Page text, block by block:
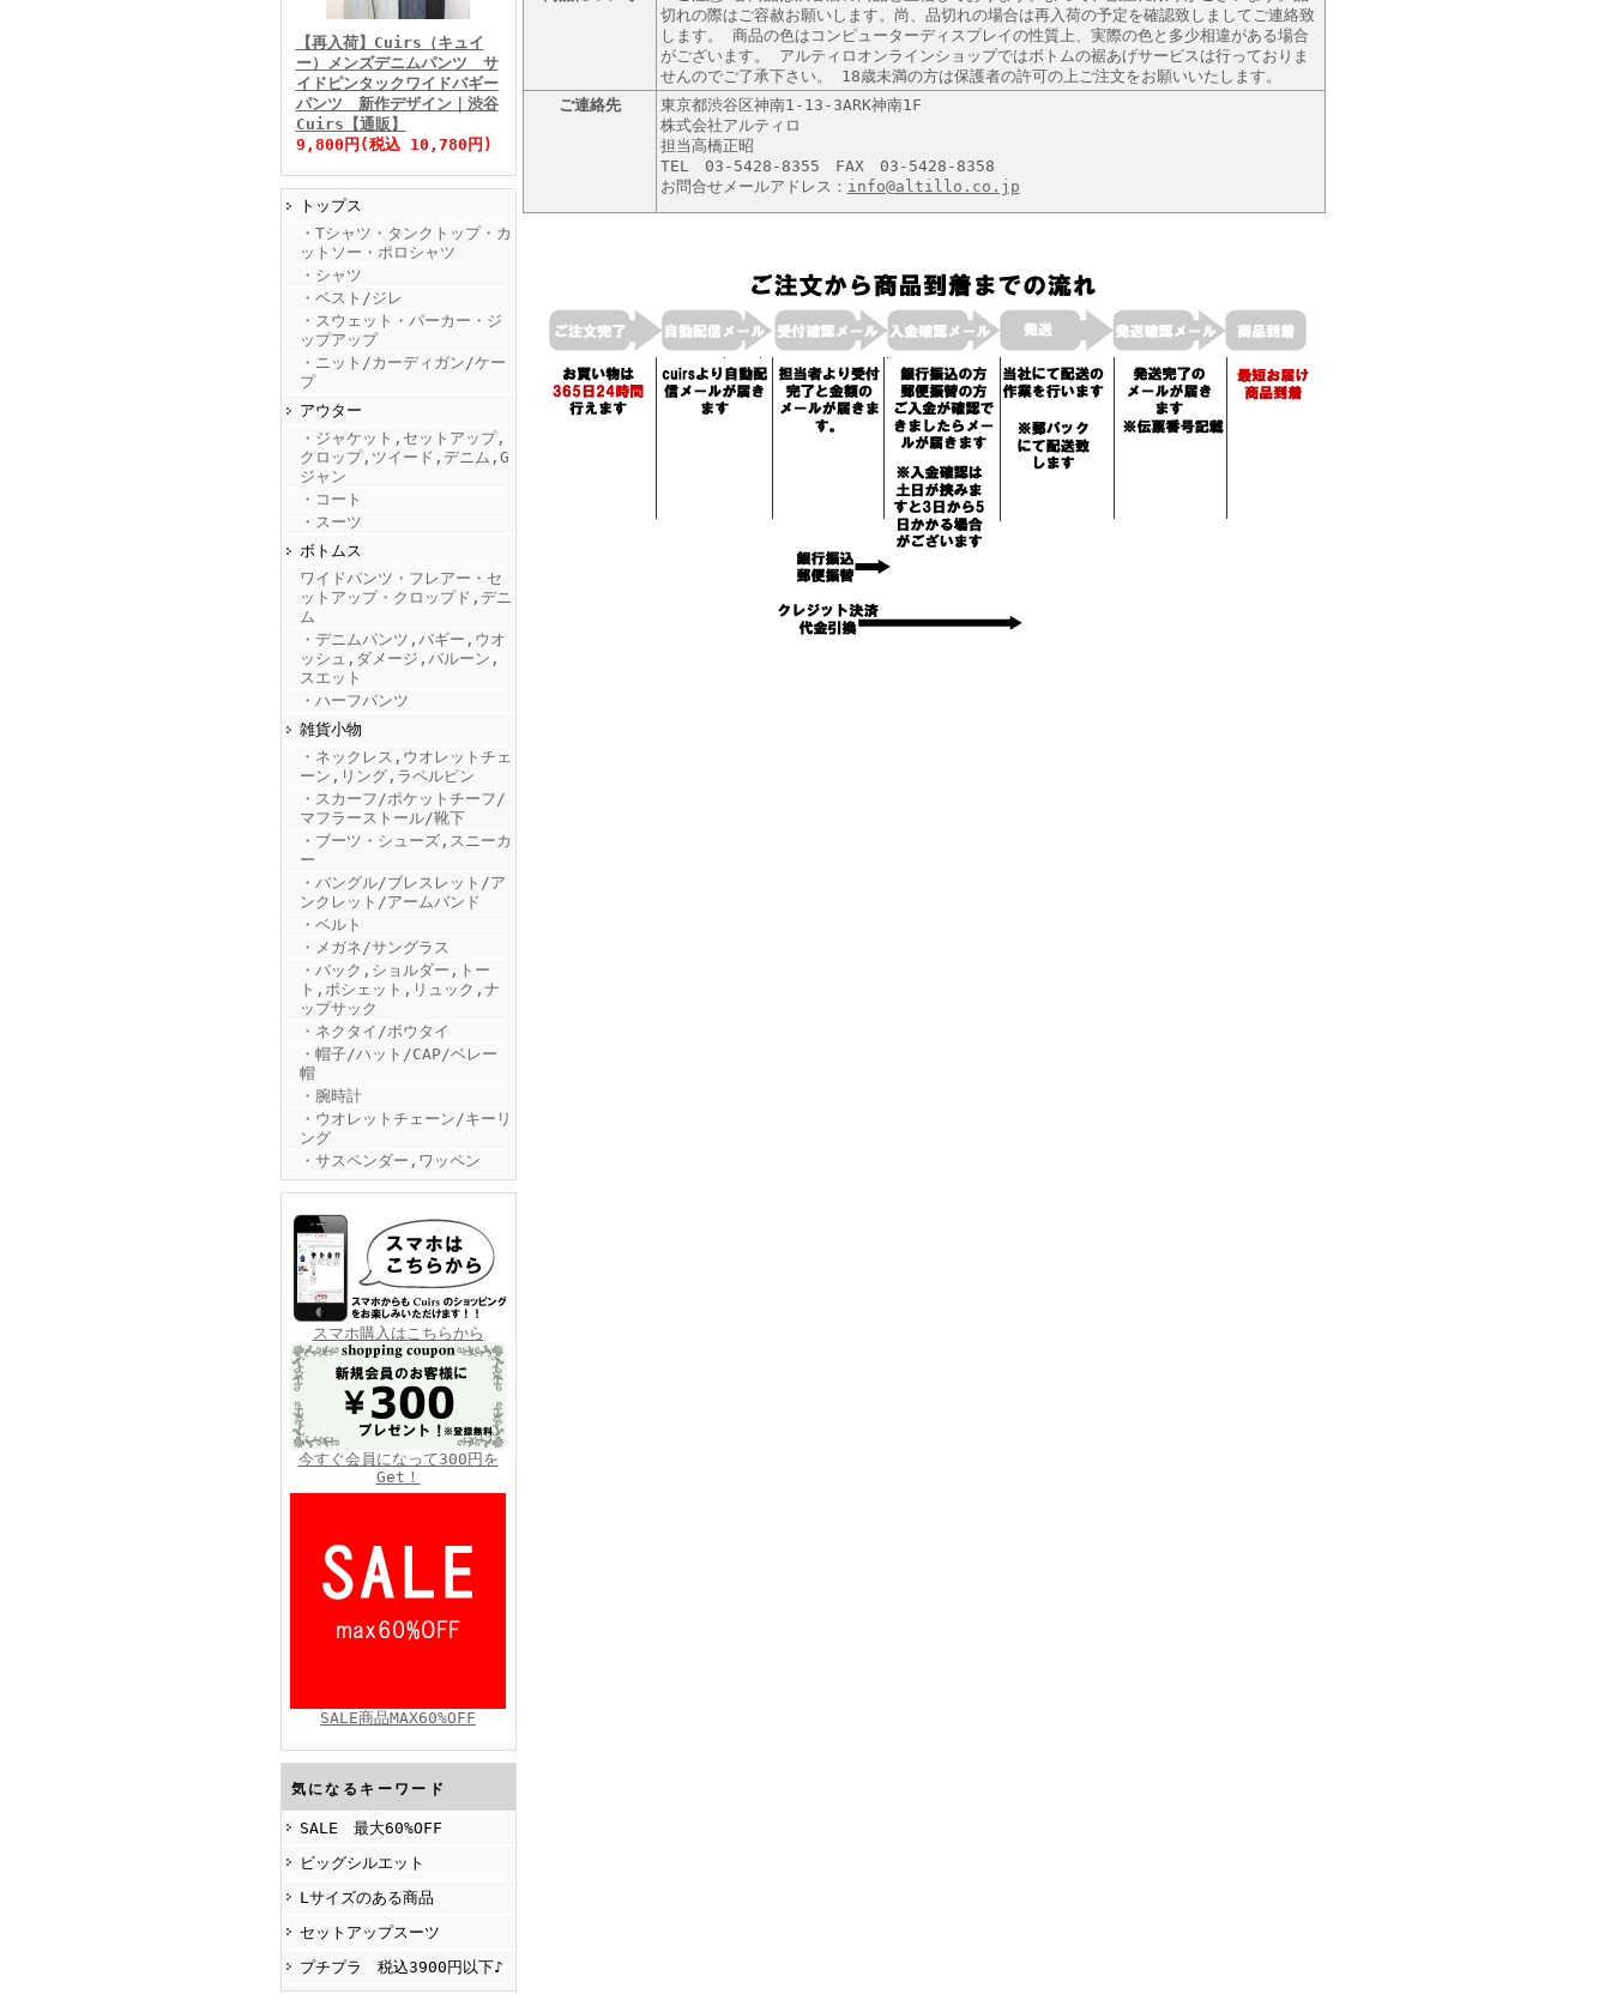
FINEBOYS2025年10月号
FINEBOYS2025年9月号
FINEBOYS2025年8月号
FINEBOYS2025年7月号
FINEBOYS2025年6月号
FINEBOYS2025年5月号
FINEBOYS2025年4月号
【再入荷】Cuirs（キュイ
ー）メンズデニムパンツ サ
イドピンタックワイドバギー
パンツ 新作デザイン｜渋谷
Cuirs【通販】
9,800円(税込 10,780円)
トップス
・Tシャツ・タンクトップ・カ
ットソー・ポロシャツ
・シャツ
・ベスト/ジレ
・スウェット・パーカー・ジ
ップアップ
・ニット/カーディガン/ケー
プ
アウター
・ジャケット,セットアップ,
クロップ,ツイード,デニム,G
ジャン
・コート
・スーツ
ボトムス
ワイドパンツ・フレアー・セ
ットアップ・クロップド,デニ
ム
・デニムパンツ,バギー,ウオ
ッシュ,ダメージ,バルーン,
スエット
・ハーフパンツ
雑貨小物
・ネックレス,ウオレットチェ
ーン,リング,ラペルピン
・スカーフ/ポケットチーフ/
マフラーストール/靴下
・ブーツ・シューズ,スニーカ
ー
・バングル/ブレスレット/ア
ンクレット/アームバンド
・ベルト
・メガネ/サングラス
・バック,ショルダー,トー
ト,ポシェット,リュック,ナ
ップサック
・ネクタイ/ボウタイ
・帽子/ハット/CAP/ベレー
帽
・腕時計
・ウオレットチェーン/キーリ
ング
・サスペンダー,ワッペン
スマホ購入はこちらから
今すぐ会員になって300円を
Get！
SALE商品MAX60%OFF
気になるキーワード
SALE 最大60%OFF
ビッグシルエット
Lサイズのある商品
セットアップスーツ
プチプラ 税込3900円以下♪
切れの際はご容赦お願いします。尚、品切れの場合は再入荷の予定を確認致しましてご連絡致
します。 商品の色はコンピューターディスプレイの性質上、実際の色と多少相違がある場合
がございます。 アルティロオンラインショップではボトムの裾あげサービスは行っておりま
せんのでご了承下さい。 18歳未満の方は保護者の許可の上ご注文をお願いいたします。
ご連絡先
東京都渋谷区神南1-13-3ARK神南1F
株式会社アルティロ
担当高橋正昭
TEL 03-5428-8355 FAX 03-5428-8358
お問合せメールアドレス： info@altillo.co.jp